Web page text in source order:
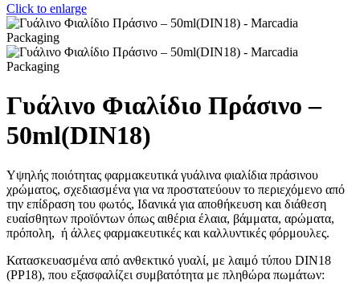
Click to enlarge
Γυάλινο Φιαλίδιο Πράσινο –
50ml(DIN18)
Υψηλής ποιότητας φαρμακευτικά γυάλινα φιαλίδια πράσινου
χρώματος, σχεδιασμένα για να προστατεύουν το περιεχόμενο από
την επίδραση του φωτός, Ιδανικά για αποθήκευση και διάθεση
ευαίσθητων προϊόντων όπως αιθέρια έλαια, βάμματα, αρώματα,
πρόπολη, ή άλλες φαρμακευτικές και καλλυντικές φόρμουλες.
Κατασκευασμένα από ανθεκτικό γυαλί, με λαιμό τύπου DIN18
(PP18), που εξασφαλίζει συμβατότητα με πληθώρα πωμάτων: